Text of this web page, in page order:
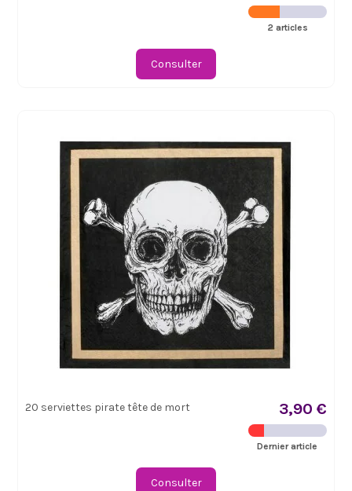
2 articles
Consulter
20 serviettes pirate tête de mort 3,90 €
Dernier article
Consulter